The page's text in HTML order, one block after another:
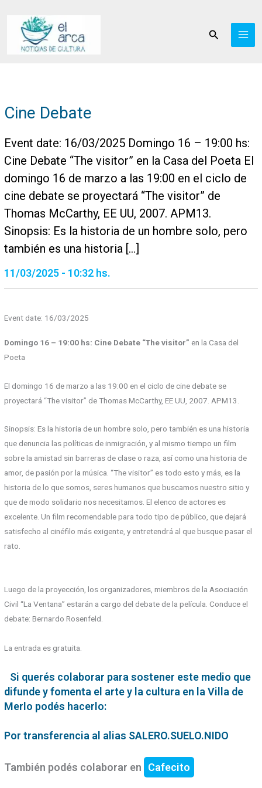
contenido
Buscar
Cine Debate
Event date: 16/03/2025 Domingo 16 – 19:00 hs:
Cine Debate “The visitor” en la Casa del Poeta El
domingo 16 de marzo a las 19:00 en el ciclo de
cine debate se proyectará “The visitor” de
Thomas McCarthy, EE UU, 2007. APM13.
Sinopsis: Es la historia de un hombre solo, pero
también es una historia […]
11/03/2025 - 10:32 hs.
Event date: 16/03/2025
Domingo 16 – 19:00 hs: Cine Debate “The visitor” en la Casa del
Poeta
El domingo 16 de marzo a las 19:00 en el ciclo de cine debate se
proyectará “The visitor” de Thomas McCarthy, EE UU, 2007. APM13.
Sinopsis: Es la historia de un hombre solo, pero también es una historia
que denuncia las políticas de inmigración, y al mismo tiempo un film
sobre la amistad sin barreras de clase o raza, así como una historia de
amor, de pasión por la música. “The visitor” es todo esto y más, es la
historia de lo que somos, seres humanos que buscamos nuestro sitio y
que de modo solidario nos necesitamos. El elenco de actores es
excelente. Un film recomendable para todo tipo de público, que dejará
satisfecho al cinéfilo más exigente, y entretendrá al que busque pasar el
rato.
Luego de la proyección, los organizadores, miembros de la Asociación
Civil “La Ventana” estarán a cargo del debate de la película. Conduce el
debate: Bernardo Rosenfeld.
La entrada es gratuita.
Si querés colaborar para sostener este medio que
difunde y fomenta el arte y la cultura en la Villa de
Merlo podés hacerlo:
Por transferencia al alias SALERO.SUELO.NIDO
También podés colaborar en Cafecito